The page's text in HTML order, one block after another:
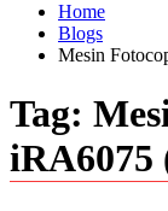
Home
Blogs
Mesin
Tag:
iRA6075